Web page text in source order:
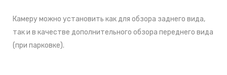
Камеру можно установить как для обзора заднего вида,
так и в качестве дополнительного обзора переднего вида
(при парковке).